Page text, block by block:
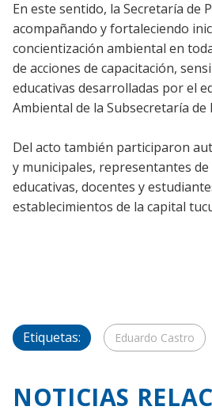
En este sentido, la Secretaría de
acompañando y fortaleciendo
concientización ambiental en
de acciones de capacitación,
educativas desarrolladas por el
Ambiental de la Subsecretaría de
Del acto también participaron
y municipales, representantes
educativas, docentes y
establecimientos de la capital
Etiquetas: Eduardo Castro
NOTICIAS